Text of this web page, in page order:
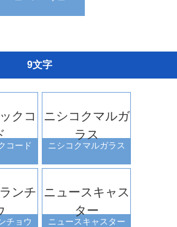
9文字
クコ
コード
ニシコクマルガ
ラス
ニシコクマルガラス
ンチ
チョウ
ニュースキャス
ター
ニュースキャスター